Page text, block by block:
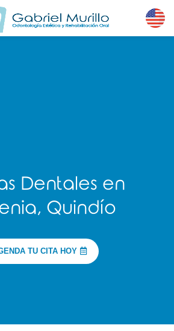
Dentales en
Quindío
TU CITA HOY